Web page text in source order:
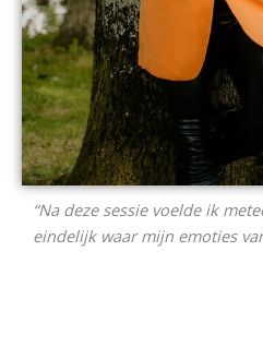
“Na deze sessie voelde ik
eindelijk waar mijn emoties